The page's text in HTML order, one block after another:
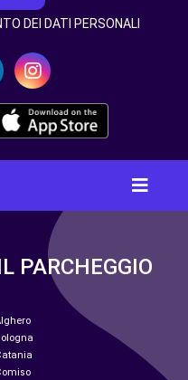
DEI DATI PERSONALI
PARCHEGGIO